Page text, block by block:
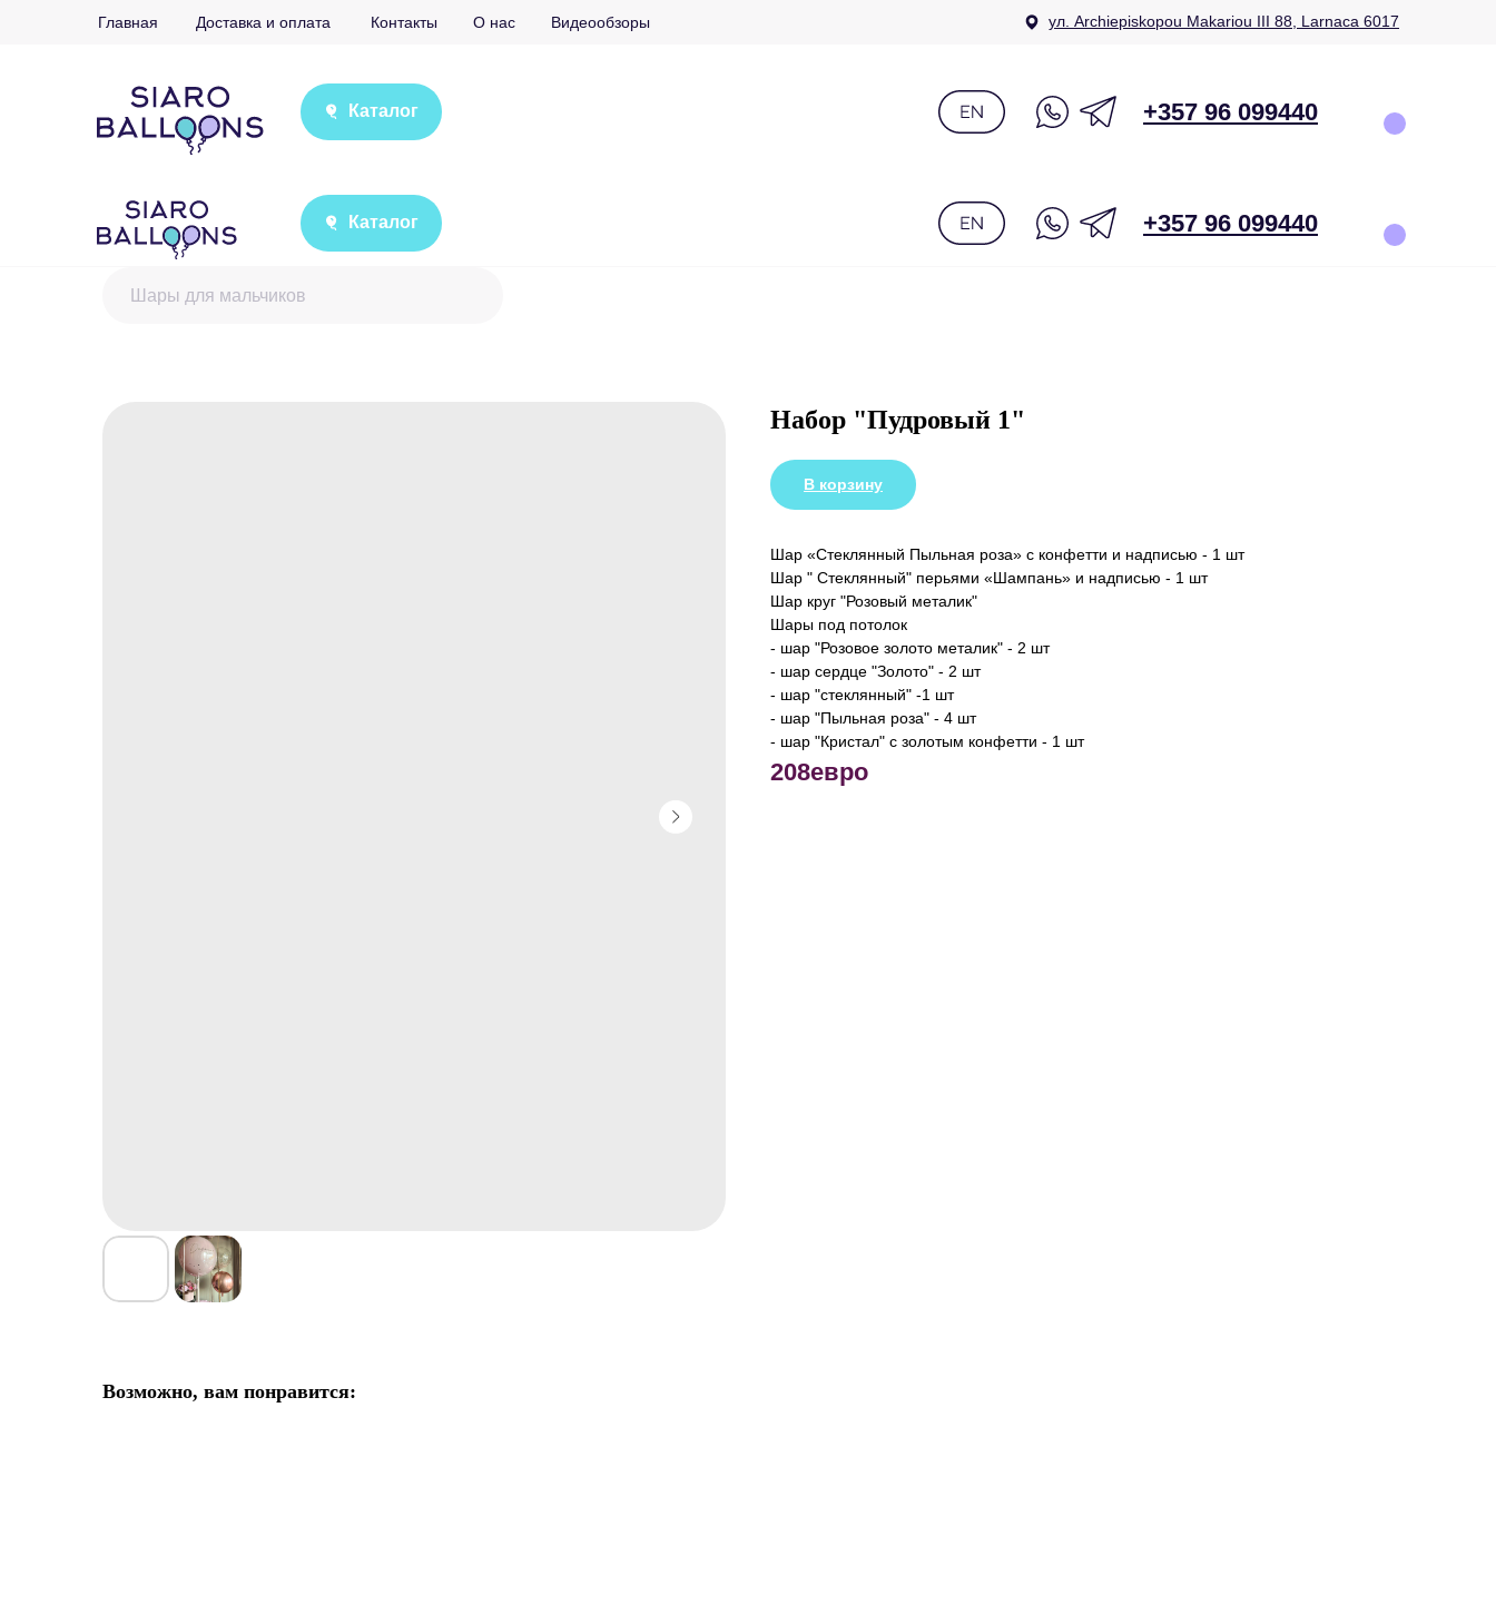
Главная Доставка и оплата Контакты О нас Видеообзоры ул. Archiepiskopou Makariou III 88, Larnaca 6017
Каталог +357 96 099440
Каталог +357 96 099440
Набор "Пудровый 1"
В корзину
Шар «Стеклянный Пыльная роза» с конфетти и надписью - 1 шт
Шар " Стеклянный" перьями «Шампань» и надписью - 1 шт
Шар круг "Розовый металик"
Шары под потолок
- шар "Розовое золото металик" - 2 шт
- шар сердце "Золото" - 2 шт
- шар "стеклянный" -1 шт
- шар "Пыльная роза" - 4 шт
- шар "Кристал" с золотым конфетти - 1 шт
208евро
Возможно, вам понравится: